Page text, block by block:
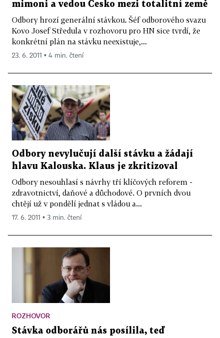
mimoni a vedou Česko mezi totalitní země
Odbory hrozí generální stávkou. Šéf odborového svazu
Kovo Josef Středula v rozhovoru pro HN sice tvrdí, že
konkrétní plán na stávku neexistuje,...
23. 6. 2011 ▪ 4 min. čtení
Odbory nevylučují další stávku a žádají
hlavu Kalouska. Klaus je zkritizoval
Odbory nesouhlasí s návrhy tří klíčových reforem -
zdravotnictví, daňové a důchodové. O prvních dvou
chtějí už v pondělí jednat s vládou a...
17. 6. 2011 ▪ 3 min. čtení
ROZHOVOR
Stávka odborářů nás posílila, teď